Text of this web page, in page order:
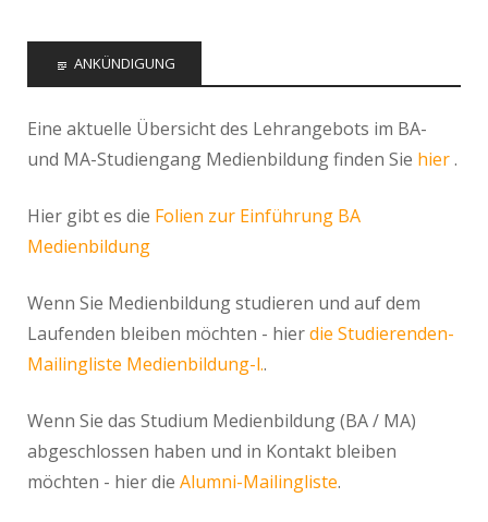
ANKÜNDIGUNG
Eine aktuelle Übersicht des Lehrangebots im BA-
und MA-Studiengang Medienbildung finden Sie hier.
Hier gibt es die Folien zur Einführung BA
Medienbildung
Wenn Sie Medienbildung studieren und auf dem
Laufenden bleiben möchten - hierdie Studierenden-
Mailingliste Medienbildung-l..
Wenn Sie das Studium Medienbildung (BA / MA)
abgeschlossen haben und in Kontakt bleiben
möchten - hier die Alumni-Mailingliste.